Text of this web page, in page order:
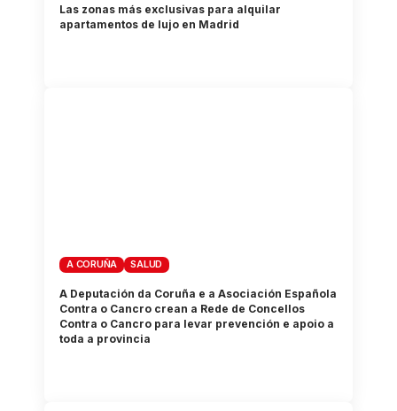
Las zonas más exclusivas para alquilar
apartamentos de lujo en Madrid
A CORUÑA SALUD
A Deputación da Coruña e a Asociación Española
Contra o Cancro crean a Rede de Concellos
Contra o Cancro para levar prevención e apoio a
toda a provincia